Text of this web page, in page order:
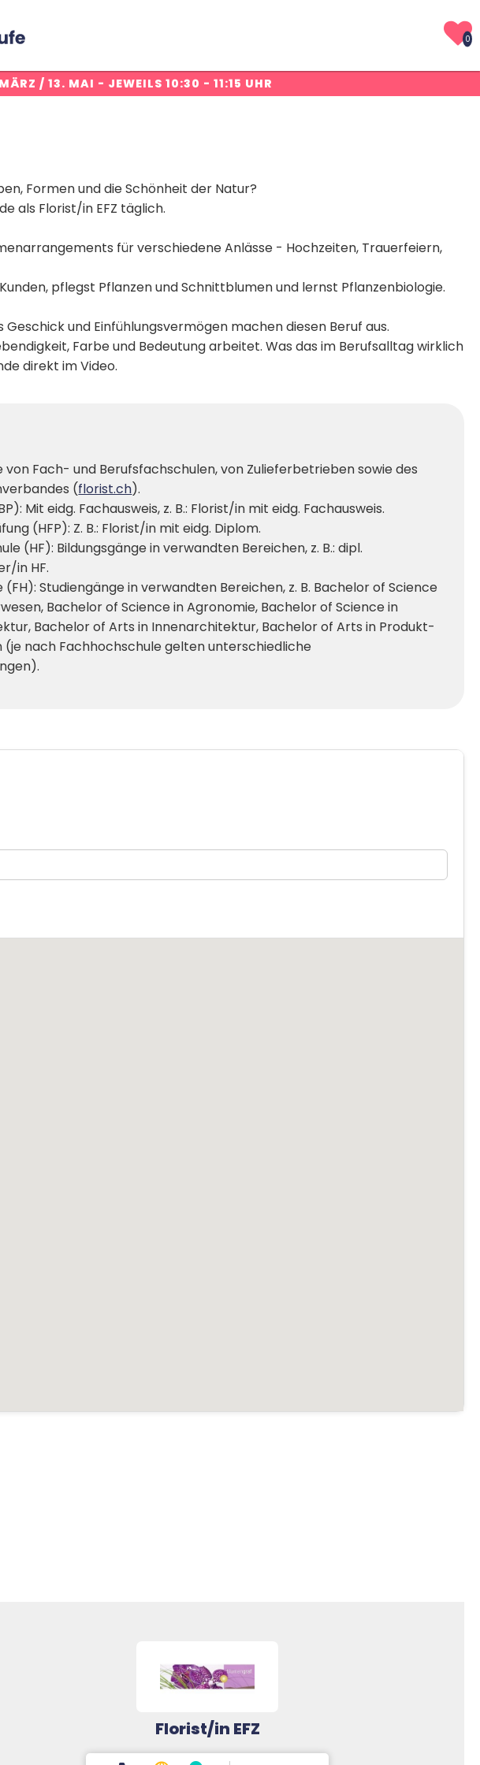
0
/ 13. MAI - JEWEILS 10:30 - 11:15 UHR
Formen und die Schönheit der Natur?
als Florist/in EFZ täglich.
für verschiedene Anlässe - Hochzeiten, Trauerfeiern,
pflegst Pflanzen und Schnittblumen und lernst Pflanzenbiologie.
und Einfühlungsvermögen machen diesen Beruf aus.
Farbe und Bedeutung arbeitet. Was das im Berufsalltag wirklich
direkt im Video.
von Fach- und Berufsfachschulen, von Zulieferbetrieben sowie des
(florist.ch).
Mit eidg. Fachausweis, z. B.: Florist/in mit eidg. Fachausweis.
(HFP): Z. B.: Florist/in mit eidg. Diplom.
(HF): Bildungsgänge in verwandten Bereichen, z. B.: dipl.
in HF.
Studiengänge in verwandten Bereichen, z. B. Bachelor of Science
Bachelor of Science in Agronomie, Bachelor of Science in
Bachelor of Arts in Innenarchitektur, Bachelor of Arts in Produkt-
(je nach Fachhochschule gelten unterschiedliche
Florist/in EFZ